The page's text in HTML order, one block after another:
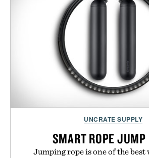
UNCRATE SUPPLY
SMART ROPE JUMP
Jumping rope is one of the best